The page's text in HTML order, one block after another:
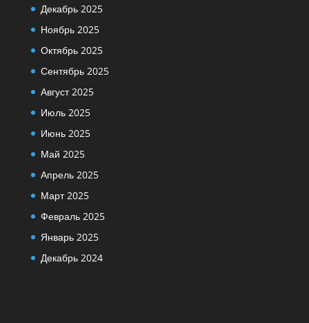
Декабрь 2025
Ноябрь 2025
Октябрь 2025
Сентябрь 2025
Август 2025
Июль 2025
Июнь 2025
Май 2025
Апрель 2025
Март 2025
Февраль 2025
Январь 2025
Декабрь 2024